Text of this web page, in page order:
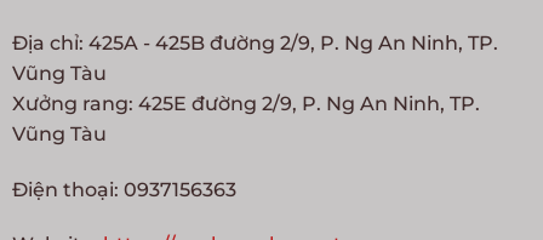
Địa chỉ: 425A - 425B đường 2/9, P. Ng An Ninh, TP.
Vũng Tàu
Xưởng rang: 425E đường 2/9, P. Ng An Ninh, TP.
Vũng Tàu
Điện thoại: 0937156363